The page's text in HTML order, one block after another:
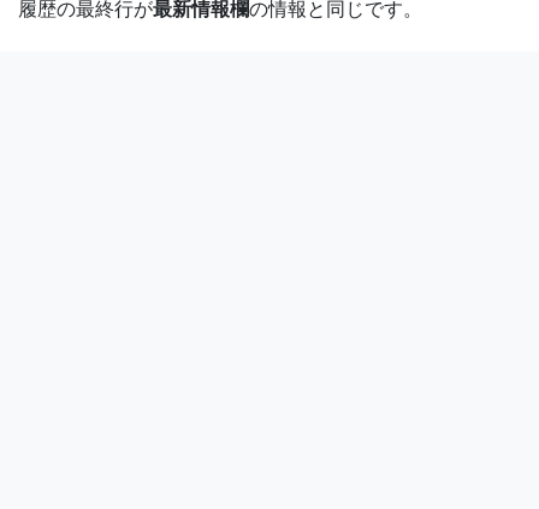
履歴の最終行が最新情報欄の情報と同じです。